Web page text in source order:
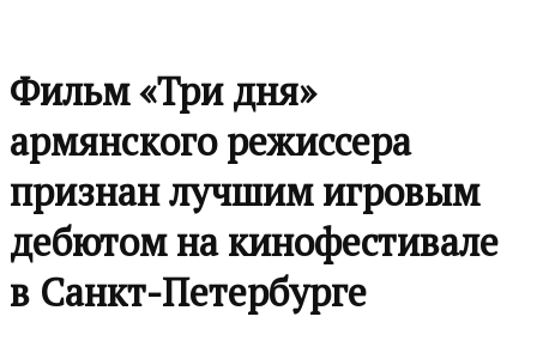
Фильм «Три дня»
армянского режиссера
признан лучшим игровым
дебютом на кинофестивале
в Санкт-Петербурге